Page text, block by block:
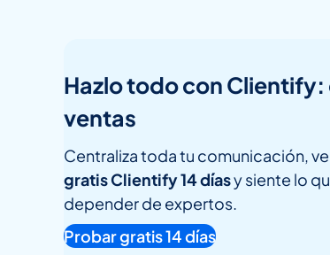
Hazlo todo con
ventas
Centraliza toda tu comunicación,
gratis Clientify 14 díasy siente lo
depender de expertos.
Probar gratis 14 días